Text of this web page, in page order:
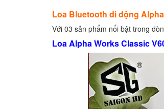
Loa Bluetooth di động
Với 03 sản phẩm nổi bật trong
Loa Alpha Works Classic